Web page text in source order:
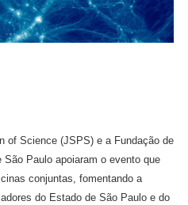
of Science (JSPS) e a Fundação de
Paulo apoiaram o evento que
conjuntas, fomentando a
do Estado de São Paulo e do